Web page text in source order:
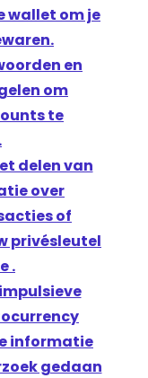
wallet om je
en
om
te
delen van
over
of
privésleutel
.
informatie
gedaan